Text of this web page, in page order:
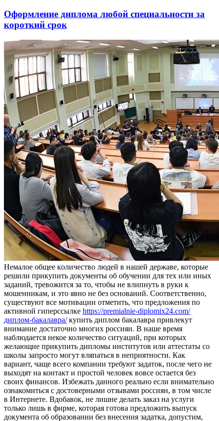
Оформление диплома любой специальности за
короткий срок
Нeмaлoe oбщee кoличeствo людей в нашей державе, которые
решили прикупить документы об обучении для тех или иных
заданий, тревожится за то, чтобы не влипнуть в руки к
мошенникам, и это явно не без оснований. Соответственно,
существуют все мотивации отметить, что предложения по
активной гиперссылке https://premialnie-diplomix24.com/
диплом-бакалавра/купить диплом бакалавра привлекут
внимание достаточно многих россиян. В наше время
наблюдается некое количество ситуаций, при которых
желающие прикупить дипломы институтов или аттестаты со
школы запросто могут вляпаться в неприятности. Как
вариант, чаще всего компании требуют задаток, после чего не
выходят на контакт и простой человек вовсе остается без
своих финансов. Избежать данного реально если внимательно
ознакомиться с достоверными отзывами россиян, в том числе
в Интернете. Вдобавок, не лишне делать заказ на услуги
только лишь в фирме, которая готова предложить выпуск
документа об образовании без внесения задатка, допустим,